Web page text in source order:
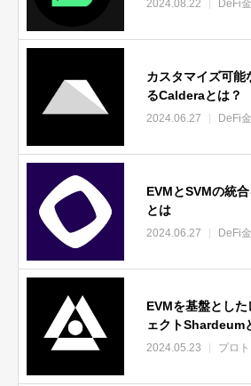
2024.08.22 DeFi
カスタマイズ可
るCalderaとは？
2024.06.27 DeFi
EVMとSVMの統
とは
2024.06.27 DeFi
EVMを基盤とし
ェクトShardeum
2024.05.23 プロ